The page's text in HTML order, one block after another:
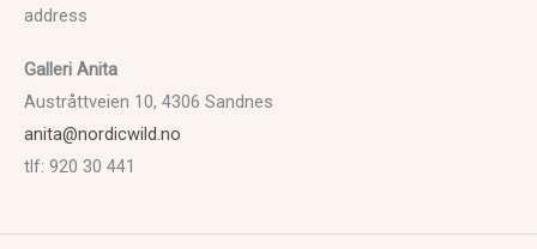
address
Galleri Anita
Austråttveien 10, 4306 Sandnes
anita@nordicwild.no
tlf: 920 30 441